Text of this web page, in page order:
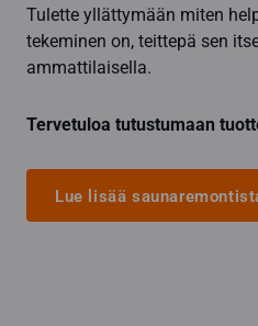
Tulette yllättymään miten
tekeminen on, teittepä sen
ammattilaisella.
Tervetuloa tutustumaan
Lue lisää